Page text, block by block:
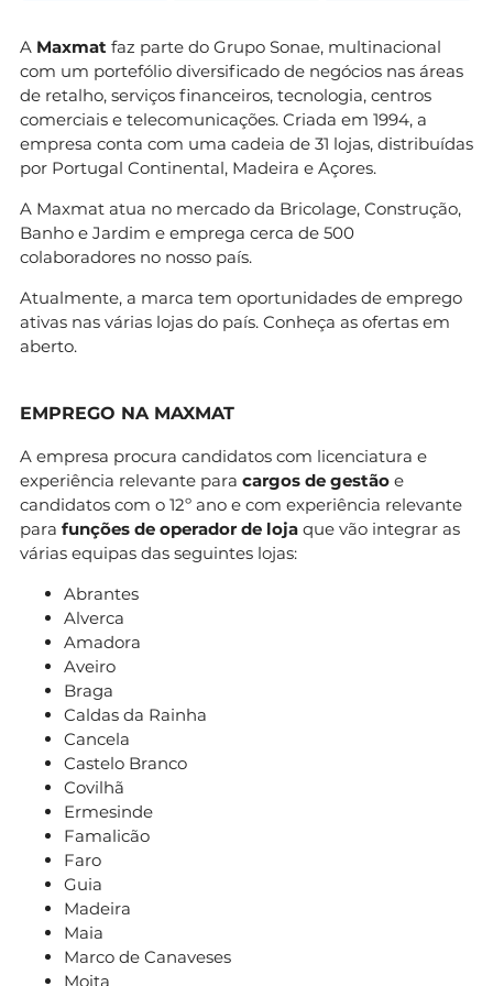
A Maxmat faz parte do Grupo Sonae, multinacional
com um portefólio diversificado de negócios nas áreas
de retalho, serviços financeiros, tecnologia, centros
comerciais e telecomunicações. Criada em 1994, a
empresa conta com uma cadeia de 31 lojas, distribuídas
por Portugal Continental, Madeira e Açores.
A Maxmat atua no mercado da Bricolage, Construção,
Banho e Jardim e emprega cerca de 500
colaboradores no nosso país.
Atualmente, a marca tem oportunidades de emprego
ativas nas várias lojas do país. Conheça as ofertas em
aberto.
EMPREGO NA MAXMAT
A empresa procura candidatos com licenciatura e
experiência relevante para cargos de gestão e
candidatos com o 12º ano e com experiência relevante
para funções de operador de loja que vão integrar as
várias equipas das seguintes lojas:
Abrantes
Alverca
Amadora
Aveiro
Braga
Caldas da Rainha
Cancela
Castelo Branco
Covilhã
Ermesinde
Famalicão
Faro
Guia
Madeira
Maia
Marco de Canaveses
Moita